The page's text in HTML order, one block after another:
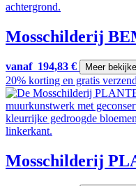
Mosschilderij
vanaf 194,83 € Meer
20% korting en gratis
Mosschilderij